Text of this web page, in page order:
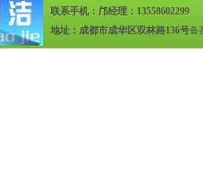
联系手机：邝经理：13558602299
地址：成都市成华区双林路136号备